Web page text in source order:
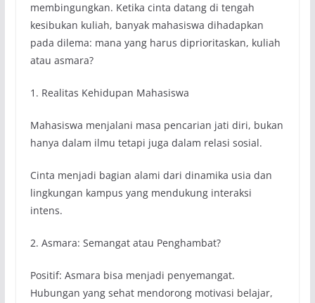
membingungkan. Ketika cinta datang di tengah
kesibukan kuliah, banyak mahasiswa dihadapkan
pada dilema: mana yang harus diprioritaskan, kuliah
atau asmara?
1. Realitas Kehidupan Mahasiswa
Mahasiswa menjalani masa pencarian jati diri, bukan
hanya dalam ilmu tetapi juga dalam relasi sosial.
Cinta menjadi bagian alami dari dinamika usia dan
lingkungan kampus yang mendukung interaksi
intens.
2. Asmara: Semangat atau Penghambat?
Positif: Asmara bisa menjadi penyemangat.
Hubungan yang sehat mendorong motivasi belajar,